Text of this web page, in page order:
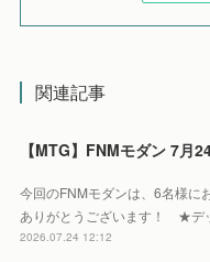
関連記事
【MTG】FNMモダン 7月
今回のFNMモダンは、6名様に
ありがとうございます！ ★デ
2026.07.24 12:12